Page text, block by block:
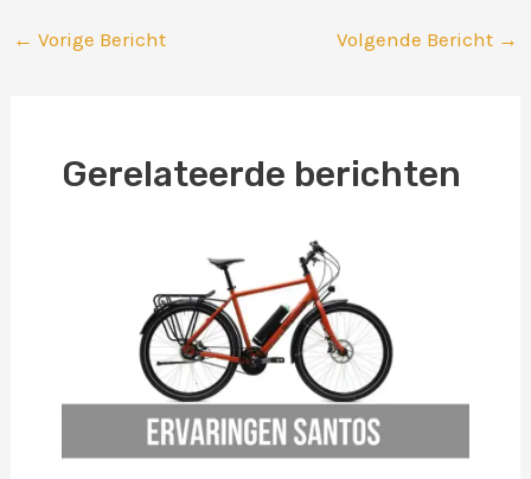
← Vorige Bericht Volgende Bericht →
Gerelateerde berichten